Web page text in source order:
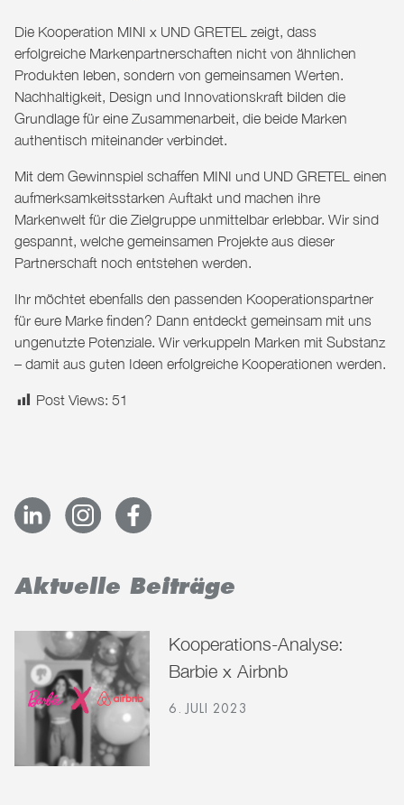
Die Kooperation MINI x UND GRETEL zeigt, dass
erfolgreiche Markenpartnerschaften nicht von ähnlichen
Produkten leben, sondern von gemeinsamen Werten.
Nachhaltigkeit, Design und Innovationskraft bilden die
Grundlage für eine Zusammenarbeit, die beide Marken
authentisch miteinander verbindet.
Mit dem Gewinnspiel schaffen MINI und UND GRETEL einen
aufmerksamkeitsstarken Auftakt und machen ihre
Markenwelt für die Zielgruppe unmittelbar erlebbar. Wir sind
gespannt, welche gemeinsamen Projekte aus dieser
Partnerschaft noch entstehen werden.
Ihr möchtet ebenfalls den passenden Kooperationspartner
für eure Marke finden? Dann entdeckt gemeinsam mit uns
ungenutzte Potenziale. Wir verkuppeln Marken mit Substanz
– damit aus guten Ideen erfolgreiche Kooperationen werden.
Post Views: 51
Aktuelle Beiträge
Kooperations-Analyse:
Barbie x Airbnb
6. JULI 2023